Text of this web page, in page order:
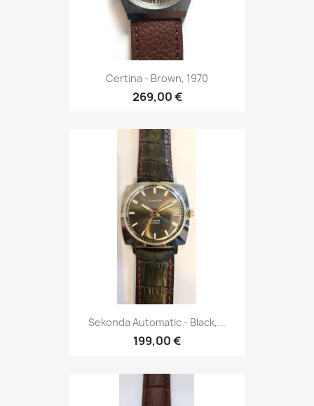
Certina - Brown, 1970
269,00 €
Sekonda Automatic - Black,...
199,00 €